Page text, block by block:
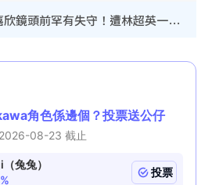
TVB新聞主播陳嘉欣鏡頭前罕有失守！遭林超英一句說話突襲嚇親當場大笑